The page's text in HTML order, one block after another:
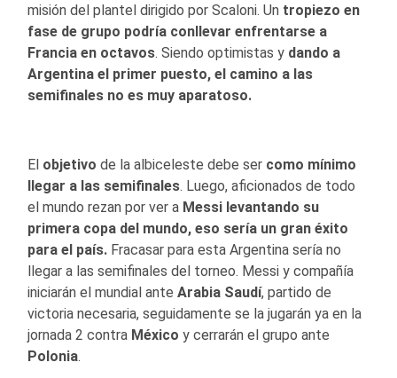
misión del plantel dirigido por Scaloni. Un tropiezo en
fase de grupo podría conllevar enfrentarse a
Francia en octavos. Siendo optimistas y dando a
Argentina el primer puesto, el camino a las
semifinales no es muy aparatoso.
El objetivo de la albiceleste debe ser como mínimo
llegar a las semifinales. Luego, aficionados de todo
el mundo rezan por ver a Messi levantando su
primera copa del mundo, eso sería un gran éxito
para el país. Fracasar para esta Argentina sería no
llegar a las semifinales del torneo. Messi y compañía
iniciarán el mundial ante Arabia Saudí, partido de
victoria necesaria, seguidamente se la jugarán ya en la
jornada 2 contra México y cerrarán el grupo ante
Polonia.